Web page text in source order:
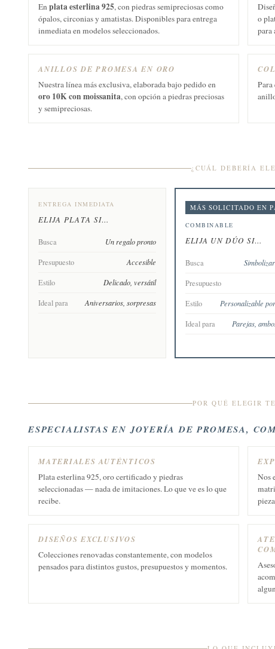
Enplata esterlina 925, con piedras semipreciosas como
ópalos, circonias y amatistas. Disponibles para entrega
inmediata en modelos seleccionados.
o
para
ANILLOS DE PROMESA EN ORO
Nuestra línea más exclusiva, elaborada bajo pedido en
oro 10K con moissanita, con opción a piedras preciosas
y semipreciosas.
Para
¿CUÁL DEBERÍA
ENTREGA INMEDIATA
ELIJA PLATA SI…
Busca Un regalo pronto
Presupuesto Accesible
Estilo Delicado, versátil
Ideal para Aniversarios, sorpresas
MÁS SOLICITADO EN
COMBINABLE
ELIJA UN DÚO SI…
Busca
Presupuesto
Estilo Personalizable
Ideal para Parejas,
POR QUÉ ELEGIR
ESPECIALISTAS EN JOYERÍA DE PROMESA,
MATERIALES AUTÉNTICOS
Plata esterlina 925, oro certificado y piedras
seleccionadas — nada de imitaciones. Lo que ve es lo que
recibe.
Nos
DISEÑOS EXCLUSIVOS
Colecciones renovadas constantemente, con modelos
pensados para distintos gustos, presupuestos y momentos.